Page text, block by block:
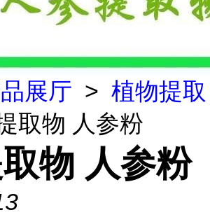
展厅 > 植物提取
取物 人参粉
物 人参粉